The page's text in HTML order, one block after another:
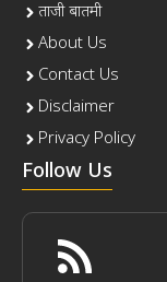
ताजी बातमी
About Us
Contact Us
Disclaimer
Privacy Policy
Follow Us